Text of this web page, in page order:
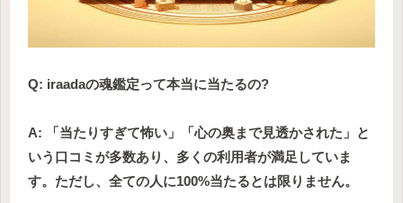
Q: iraadaの魂鑑定って本当に当たるの?
A: 「当たりすぎて怖い」「心の奥まで見透かされた」と
いう口コミが多数あり、多くの利用者が満足していま
す。ただし、全ての人に100%当たるとは限りません。